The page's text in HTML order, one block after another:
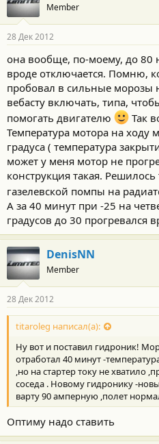
Member
28 Дек 2012
она вообще, по-моему, до 80
вроде отключается. Помню,
пробовал в сильные морозы
вебасту включать, типа,
помогать двигателю
Так
Температура мотора на
градуса ( температура
может у меня мотор не
конструкция такая. Решилось
газелевской помпы на
А за 40 минут при -25 на
градусов до 30 прогревался
DenisNN
Member
28 Дек 2012
titaroleg написал(а):
Ну вот и поставил гидроник!
отработал 40 минут -
,но на стартер току не хватило
соседа . Новому гидронику -
варту 90 амперную ,полет
Оптиму надо ставить